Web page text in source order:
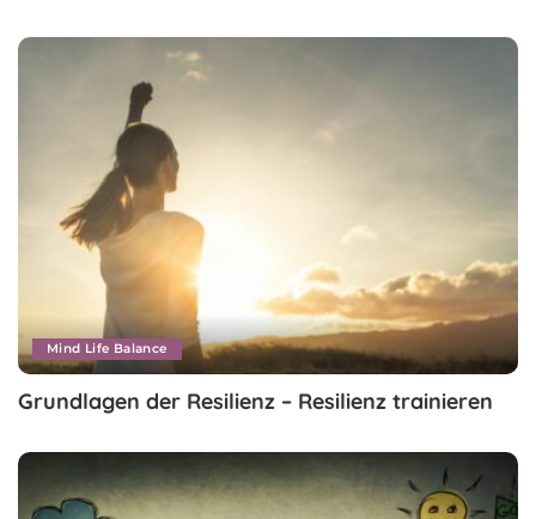
Mind Life Balance
Grundlagen der Resilienz – Resilienz trainieren